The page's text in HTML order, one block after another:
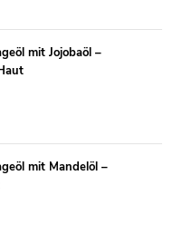
mit Jojobaöl –
mit Mandelöl –